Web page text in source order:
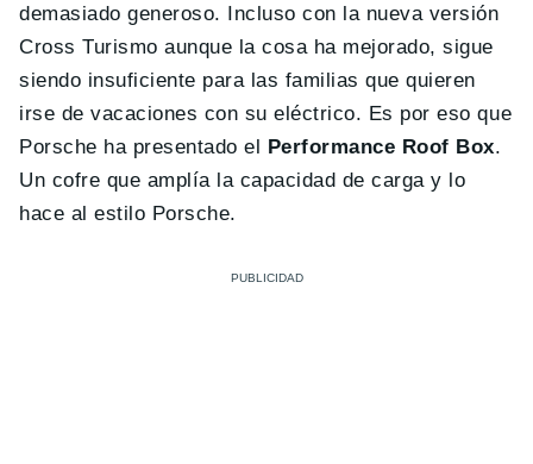
demasiado generoso. Incluso con la nueva versión
Cross Turismo aunque la cosa ha mejorado, sigue
siendo insuficiente para las familias que quieren
irse de vacaciones con su eléctrico. Es por eso que
Porsche ha presentado el
Performance Roof Box.
Un cofre que amplía la capacidad de carga y lo
hace al estilo Porsche.